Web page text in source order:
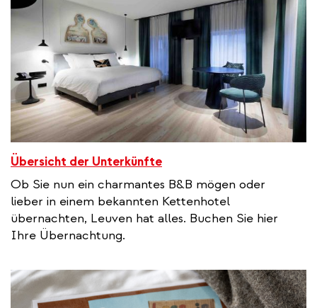
Übersicht der Unterkünfte
Ob Sie nun ein charmantes B&B mögen oder
lieber in einem bekannten Kettenhotel
übernachten, Leuven hat alles. Buchen Sie hier
Ihre Übernachtung.